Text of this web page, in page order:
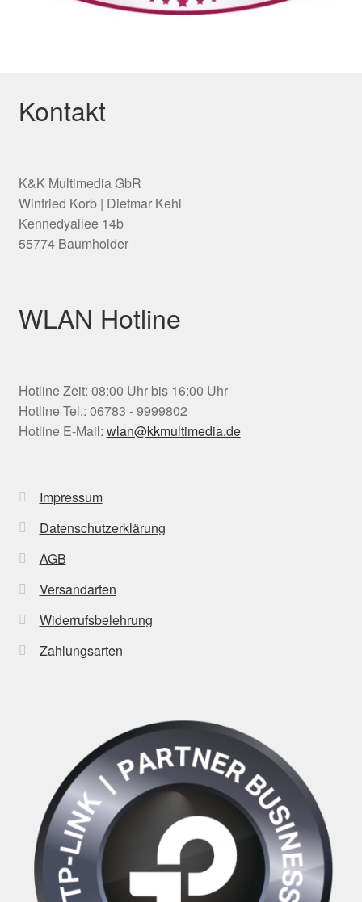
Kontakt
K&K Multimedia GbR
Winfried Korb | Dietmar Kehl
Kennedyallee 14b
55774 Baumholder
WLAN Hotline
Hotline Zeit: 08:00 Uhr bis 16:00 Uhr
Hotline Tel.: 06783 - 9999802
Hotline E-Mail: wlan@kkmultimedia.de
Impressum
Datenschutzerklärung
AGB
Versandarten
Widerrufsbelehrung
Zahlungsarten